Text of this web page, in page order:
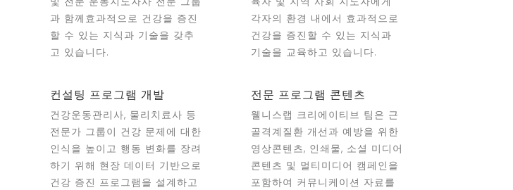
과 함께효과적으로 건강을 증진
할 수 있는 지식과 기술을 갖추
고 있습니다.
각자의 환경 내에서 효과적으로
건강을 증진할 수 있는 지식과
기술을 교육하고 있습니다.
컨설팅 프로그램 개발
건강운동관리사, 물리치료사 등
전문가 그룹이 건강 문제에 대한
인식을 높이고 행동 변화를 장려
하기 위해 현장 데이터 기반으로
건강 증진 프로그램을 설계하고
전문 프로그램 콘텐츠
웰니스랩 크리에이티브 팀은 근
골격계질환 개선과 예방을 위한
영상콘텐츠, 인쇄물, 소셜 미디어
콘텐츠 및 멀티미디어 캠페인을
포함하여 커뮤니케이션 자료를